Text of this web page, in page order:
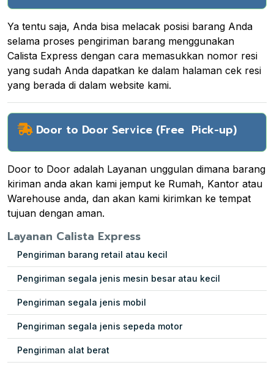
Ya tentu saja, Anda bisa melacak posisi barang Anda
selama proses pengiriman barang menggunakan
Calista Express dengan cara memasukkan nomor resi
yang sudah Anda dapatkan ke dalam halaman cek resi
yang berada di dalam website kami.
Door to Door Service (Free Pick-up)
Door to Door adalah Layanan unggulan dimana barang
kiriman anda akan kami jemput ke Rumah, Kantor atau
Warehouse anda, dan akan kami kirimkan ke tempat
tujuan dengan aman.
Layanan Calista Express
Pengiriman barang retail atau kecil
Pengiriman segala jenis mesin besar atau kecil
Pengiriman segala jenis mobil
Pengiriman segala jenis sepeda motor
Pengiriman alat berat